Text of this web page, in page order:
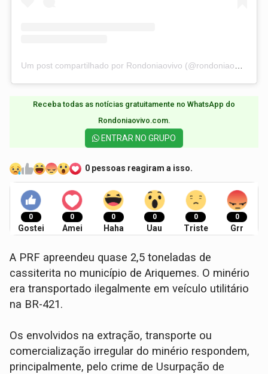
Receba todas as notícias gratuitamente no WhatsApp do
Rondoniaovivo.com.​
ENTRAR NO GRUPO
0 pessoas reagiram a isso.
0
Gostei
0
Amei
0
Haha
0
Uau
0
Triste
0
Grr
A PRF apreendeu quase 2,5 toneladas de
cassiterita no município de Ariquemes. O minério
era transportado ilegalmente em veículo utilitário
na BR-421.
Os envolvidos na extração, transporte ou
comercialização irregular do minério respondem,
principalmente, pelo crime de Usurpação de